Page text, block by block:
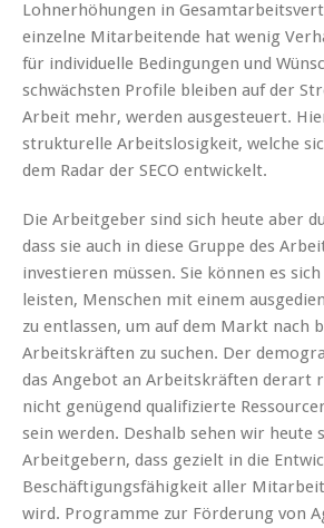
Lohnerhöhungen in
einzelne Mitarbeitende hat wenig
für individuelle Bedingungen und
schwächsten Profile bleiben auf der
Arbeit mehr, werden ausgesteuert.
strukturelle Arbeitslosigkeit, welche
dem Radar der SECO entwickelt.
Die Arbeitgeber sind sich heute aber
dass sie auch in diese Gruppe des
investieren müssen. Sie können es
leisten, Menschen mit einem
zu entlassen, um auf dem Markt nach
Arbeitskräften zu suchen. Der
das Angebot an Arbeitskräften derart
nicht genügend qualifizierte
sein werden. Deshalb sehen wir heute
Arbeitgebern, dass gezielt in die
Beschäftigungsfähigkeit aller
wird. Programme zur Förderung von